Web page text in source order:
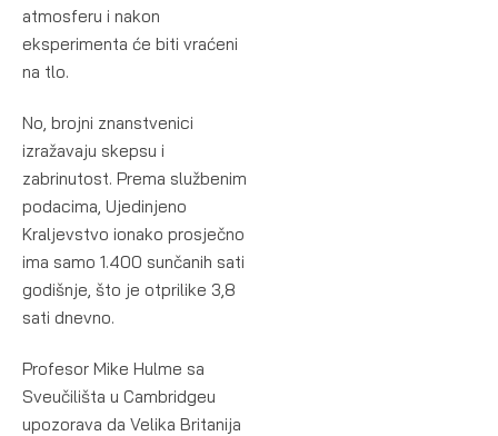
atmosferu i nakon
eksperimenta će biti vraćeni
na tlo.
No, brojni znanstvenici
izražavaju skepsu i
zabrinutost. Prema službenim
podacima, Ujedinjeno
Kraljevstvo ionako prosječno
ima samo 1.400 sunčanih sati
godišnje, što je otprilike 3,8
sati dnevno.
Profesor Mike Hulme sa
Sveučilišta u Cambridgeu
upozorava da Velika Britanija